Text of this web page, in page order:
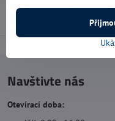
Likviduje řasy a zabraňuje
Zvyšuje obsah aktivního
Navštivte nás
Otevírací doba: